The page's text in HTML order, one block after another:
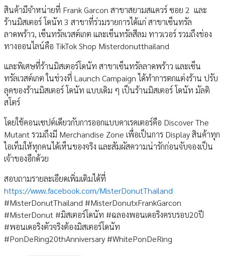
สินค้ามีจำหน่ายที่ Frank Garcon สาขาสยามสแควร์ ซอย 2 และ
ร้านมิสเตอร์ โดนัท 3 สาขาที่ร่วมรายการได้แก่ สาขาเซ็นทรัล
ลาดพร้าว, เซ็นทรัลเวสต์เกต และเซ็นทรัลสีลม ทาวเวอร์ รวมถึงช่อง
ทางออนไลน์คือ TikTok Shop Misterdonutthailand
และพิเศษที่ร้านมิสเตอร์โดนัท สาขาเซ็นทรัลลาดพร้าว และเซ็น
ทรัลเวสต์เกต ในช่วงที่ Launch Campaign ได้ทำการตกแต่งร้าน ปรับ
ลุคของร้านมิสเตอร์ โดนัท แบบเดิม ๆ เป็นร้านมิสเตอร์ โดนัท มัลติ
สโตร์
โดยใช้คอนเซปต์เดียวกับการออกแบบคาเรคเตอร์คือ Discover The
Mutant รวมถึงมี Merchandise Zone เพื่อเป็นการ Display สินค้าทุก
ไอเท็มให้ทุกคนได้เห็นของจริง และสัมผัสความน่ารักก่อนจับจองเป็น
เจ้าของอีกด้วย
สอบถามรายละเอียดเพิ่มเติมได้ที่
https://www.facebook.com/MisterDonutThailand
#MisterDonutThailand #MisterDonutxFrankGarcon
#MisterDonut #มิสเตอร์โดนัท #ฉลองพอนเดอริงครบรอบ20ปี
#พอนเดอริงตัวจริงต้องมิสเตอร์โดนัท
#PonDeRing20thAnniversary #WhitePonDeRing